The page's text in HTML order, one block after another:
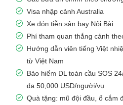
Visa nhập cảnh Australia
Xe đón tiễn sân bay Nội Bài
Phí tham quan thắng cảnh
Hướng dẫn viên tiếng Việt
từ Việt Nam
Bảo hiểm DL toàn cầu SOS
đa 50,000 USD/người/vụ
Quà tặng: mũ đội đầu, ổ cắm